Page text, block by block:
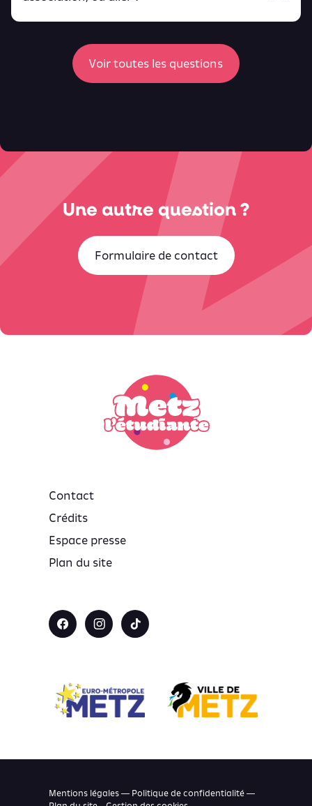
retrouver ici
Voir toutes les questions
Une autre question ?
Formulaire de contact
Contact
Crédits
Espace presse
Plan du site
Mentions légales — Politique de confidentialité —